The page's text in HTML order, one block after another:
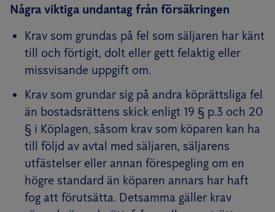
Några viktiga undantag från försäkringen
Krav som grundas på fel som säljaren har känt
till och förtigit, dolt eller gett felaktig eller
missvisande uppgift om.
Krav som grundar sig på andra köprättsliga fel
än bostadsrättens skick enligt 19 § p.3 och 20
§ i Köplagen, såsom krav som köparen kan ha
till följd av avtal med säljaren, säljarens
utfästelser eller annan förespegling om en
högre standard än köparen annars har haft
fog att förutsätta. Detsamma gäller krav